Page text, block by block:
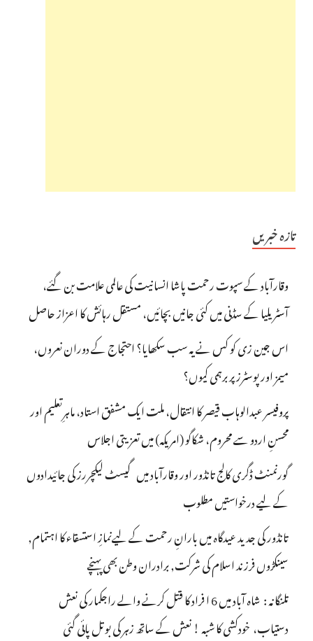
تازہ خبریں
وقارآباد کے سپوت رحمت پاشا انسانیت کی عالمی علامت بن گئے،
آسٹریلیا کے سڈنی میں کئی جانیں بچائیں، مستقل رہائش کا اعزاز حاصل
اس جین زی کو کس نے یہ سب سکھایا؟ احتجاج کے دوران نعروں،
میمز اور پوسٹرز پر برہمی کیوں؟
پروفیسر عبدالوہاب قیصر کا انتقال، ملت ایک مشفق استاد، ماہرِتعلیم اور
محسنِ اردو سے محروم، شکاگو (امریکہ) میں تعزیتی اجلاس
گورنمنٹ ڈگری کالج تانڈور اور وقارآباد میں گیسٹ لیکچررز کی جائیدادوں
کے لیے درخواستیں مطلوب
تانڈور کی جدید عیدگاہ میں بارانِ رحمت کے لیےنمازِ استسقاء کا اہتمام,
سینکڑوں فرزند اسلام کی شرکت, برادران وطن بھی پہنچے
تلنگانہ : شاہ آباد میں 6 ا فراد کا قتل کرنے والے راجکمار کی نعش
دستیاب، خودکشی کا شبہ ! نعش کے ساتھ زہر کی بوتل پائی گئی